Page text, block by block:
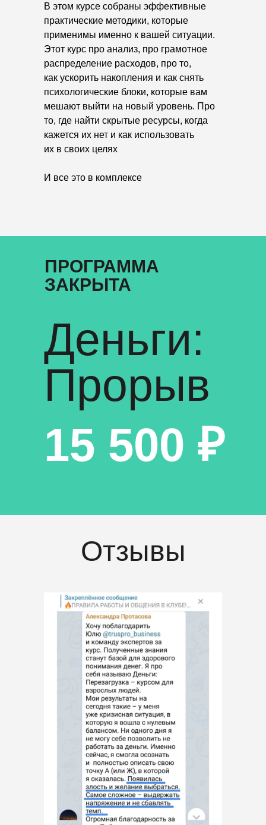
В этом курсе собраны эффективные
практические методики, которые
применимы именно к вашей ситуации.
Этот курс про анализ, про грамотное
распределение расходов, про то,
как ускорить накопления и как снять
психологические блоки, которые вам
мешают выйти на новый уровень. Про
то, где найти скрытые ресурсы, когда
кажется их нет и как использовать
их в своих целях
И все это в комплексе
Деньги:
Прорыв
ПРОГРАММА
ЗАКРЫТА
15 500 ₽
Отзывы
Юлия Трус
Автор курса